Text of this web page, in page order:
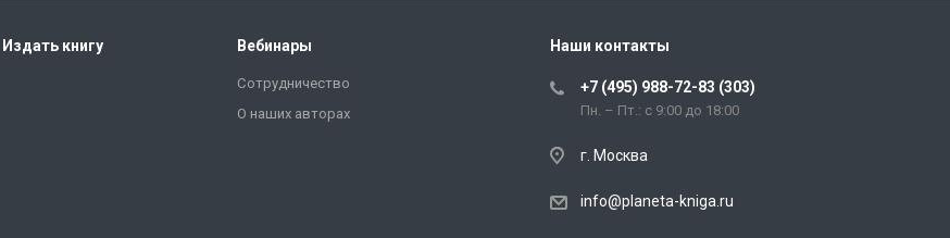
Издать книгу Вебинары
Сотрудничество
О наших авторах
Наши контакты
+7 (495) 988-72-83 (303)
Пн. – Пт.: с 9:00 до 18:00
г. Москва
info@planeta-kniga.ru